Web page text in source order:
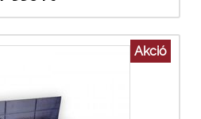
Akció